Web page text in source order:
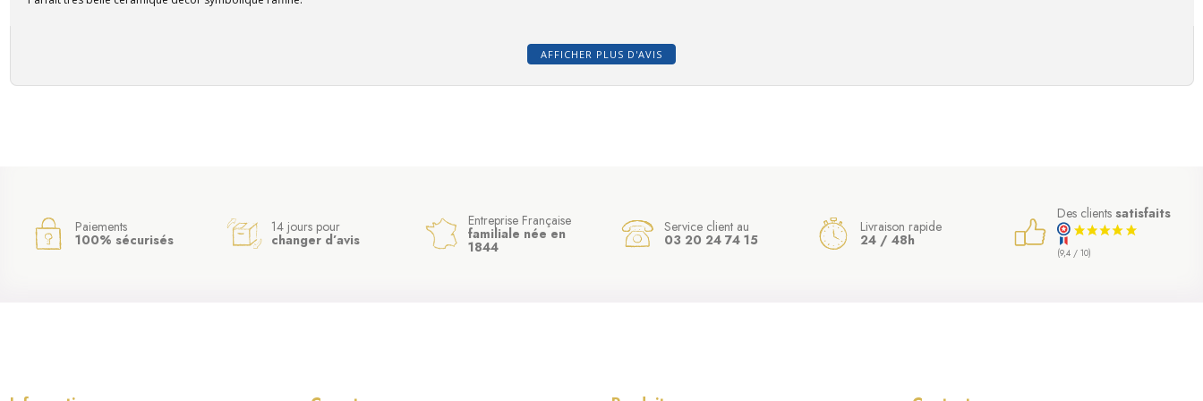
AFFICHER PLUS D'AVIS
Paiements
100% sécurisés
14 jours pour
changer d’avis
Entreprise Française
familiale née en
1844
Service client au
03 20 24 74 15
Livraison rapide
24 / 48h
Des clients satisfaits
(9,4 / 10)